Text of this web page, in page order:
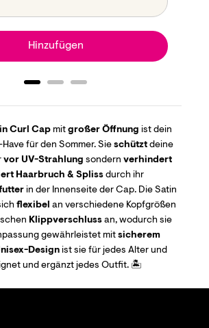
Hinzufügen
Curl Cap mit großer Öffnung ist dein
für den Sommer. Sie schützt deine
vor UV-Strahlung sondern verhindert
Haarbruch & Spliss durch ihr
in der Innenseite der Cap. Die Satin
flexibel an verschiedene Kopfgrößen
Klippverschluss an, wodurch sie
gewährleistet mit sicherem
Design ist sie für jedes Alter und
und ergänzt jedes Outfit. 🏝️